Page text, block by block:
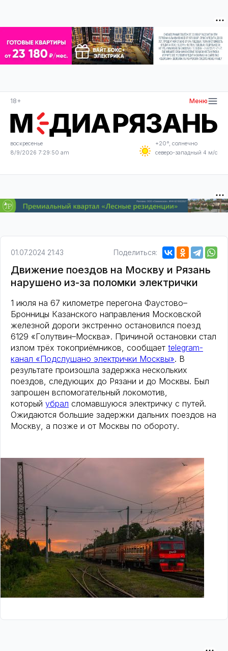
18+ Меню
воскресенье
8/9/2026 7:29:50 am
+20°, солнечно
северо-западный 4 м/с
01.07.2024 21:43 Поделиться:
Движение поездов на Москву и Рязань
нарушено из-за поломки электрички
1 июля на 67 километре перегона Фаустово–
Бронницы Казанского направления Московской
железной дороги экстренно остановился поезд
6129 «Голутвин–Москва». Причиной остановки стал
излом трёх токоприёмников, сообщает telegram-
канал «Подслушано электрички Москвы». В
результате произошла задержка нескольких
поездов, следующих до Рязани и до Москвы. Был
запрошен вспомогательный локомотив,
который убрал сломавшуюся электричку с путей.
Ожидаются большие задержки дальних поездов на
Москву, а позже и от Москвы по обороту.